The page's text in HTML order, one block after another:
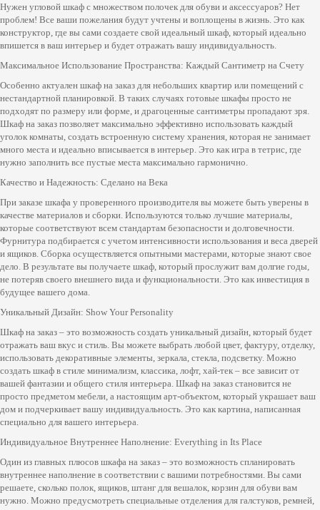
Нужен угловой шкаф с множеством полочек для обуви и аксессуаров? Нет
проблем! Все ваши пожелания будут учтены и воплощены в жизнь. Это как
конструктор, где вы сами создаете свой идеальный шкаф, который идеально
впишется в ваш интерьер и будет отражать вашу индивидуальность.
Максимальное Использование Пространства: Каждый Сантиметр на Счету
Особенно актуален шкаф на заказ для небольших квартир или помещений с
нестандартной планировкой. В таких случаях готовые шкафы просто не
подходят по размеру или форме, и драгоценные сантиметры пропадают зря.
Шкаф на заказ позволяет максимально эффективно использовать каждый
уголок комнаты, создать встроенную систему хранения, которая не занимает
много места и идеально вписывается в интерьер. Это как игра в тетрис, где
нужно заполнить все пустые места максимально гармонично.
Качество и Надежность: Сделано на Века
При заказе шкафа у проверенного производителя вы можете быть уверены в
качестве материалов и сборки. Используются только лучшие материалы,
которые соответствуют всем стандартам безопасности и долговечности.
Фурнитура подбирается с учетом интенсивности использования и веса дверей
и ящиков. Сборка осуществляется опытными мастерами, которые знают свое
дело. В результате вы получаете шкаф, который прослужит вам долгие годы,
не потеряв своего внешнего вида и функциональности. Это как инвестиция в
будущее вашего дома.
Уникальный Дизайн: Show Your Personality
Шкаф на заказ – это возможность создать уникальный дизайн, который будет
отражать ваш вкус и стиль. Вы можете выбрать любой цвет, фактуру, отделку,
использовать декоративные элементы, зеркала, стекла, подсветку. Можно
создать шкаф в стиле минимализм, классика, лофт, хай-тек – все зависит от
вашей фантазии и общего стиля интерьера. Шкаф на заказ становится не
просто предметом мебели, а настоящим арт-объектом, который украшает ваш
дом и подчеркивает вашу индивидуальность. Это как картина, написанная
специально для вашего интерьера.
Индивидуальное Внутреннее Наполнение: Everything in Its Place
Один из главных плюсов шкафа на заказ – это возможность спланировать
внутреннее наполнение в соответствии с вашими потребностями. Вы сами
решаете, сколько полок, ящиков, штанг для вешалок, корзин для обуви вам
нужно. Можно предусмотреть специальные отделения для галстуков, ремней,